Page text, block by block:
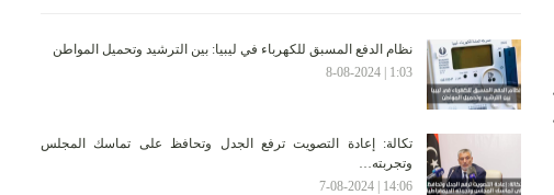
نظام الدفع المسبق للكهرباء في ليبيا: بين الترشيد وتحميل المواطن
1:03 | 8-08-2024
تكالة: إعادة التصويت ترفع الجدل وتحافظ على تماسك المجلس
وتجربته…
14:06 | 7-08-2024